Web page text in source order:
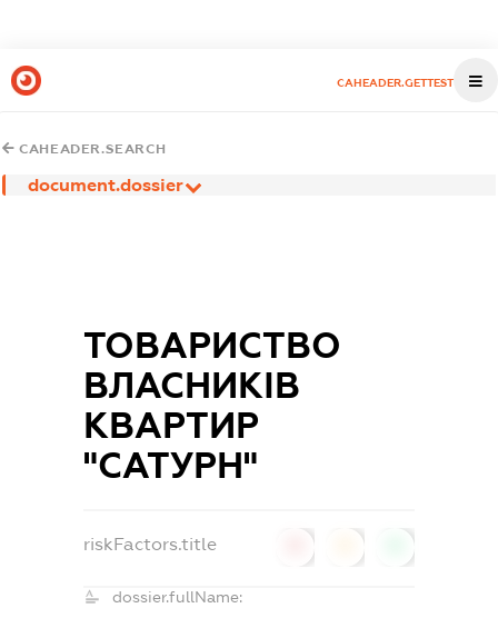
CAHEADER.GETTEST
CAHEADER.SEARCH
document.dossier
ТОВАРИСТВО
ВЛАСНИКІВ
КВАРТИР
"САТУРН"
riskFactors.title
dossier.fullName: